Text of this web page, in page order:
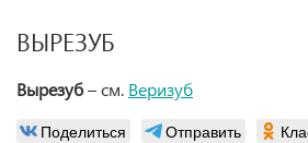
ВЫРЕЗУБ
Вырезуб– см. Веризуб
Поделиться Отправить